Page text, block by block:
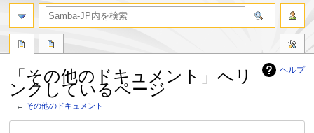
ヘルプ
「その他のドキュメント」へリ
ンクしているページ
← その他のドキュメント